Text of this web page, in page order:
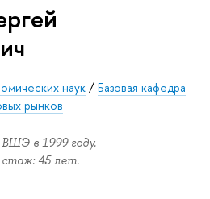
наук / Базовая кафедра
рынков
в 1999 году.
стаж: 45 лет.